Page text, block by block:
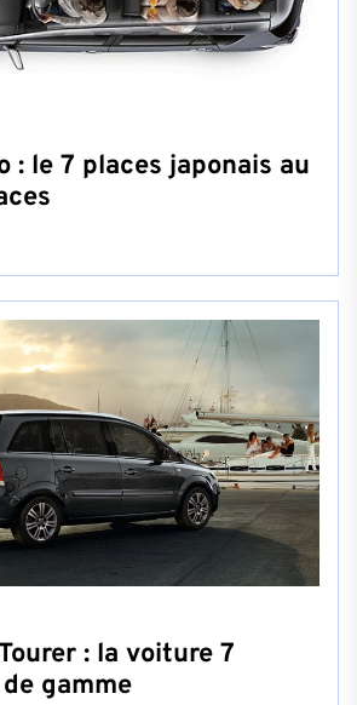
: le 7 places japonais au
: la voiture 7
gamme